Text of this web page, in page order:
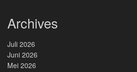
Archives
Juli 2026
Juni 2026
Mei 2026